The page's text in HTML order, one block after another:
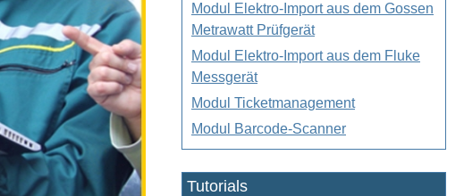
Modul Elektro-Import aus dem Gossen
Metrawatt Prüfgerät
Modul Elektro-Import aus dem Fluke
Messgerät
Modul Ticketmanagement
Modul Barcode-Scanner
Tutorials